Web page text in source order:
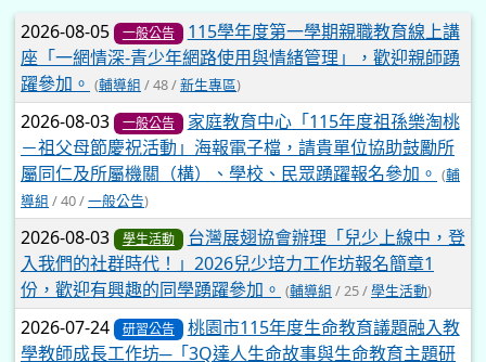
文章列表
2026-08-05 一般公告
115學年度第一學期親職教育線上講
座「一網情深-青少年網路使用與情緒管理」，歡迎親師踴
躍參加。 (輔導組 / 48 /新生專區)
2026-08-03 一般公告
家庭教育中心「115年度祖孫樂淘桃
－祖父母節慶祝活動」海報電子檔，請貴單位協助鼓勵所
屬同仁及所屬機關（構）、學校、民眾踴躍報名參加。 (輔
導組 / 40 /一般公告)
2026-08-03 學生活動
台灣展翅協會辦理「兒少上線中，登
入我們的社群時代！」2026兒少培力工作坊報名簡章1
份，歡迎有興趣的同學踴躍參加。 (輔導組 / 25 /學生活動)
2026-07-24 研習公告
桃園市115年度生命教育議題融入教
學教師成長工作坊─「3Q達人生命故事與生命教育主題研